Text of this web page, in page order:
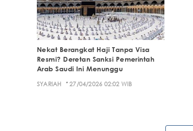
Nekat Berangkat Haji Tanpa Visa
Resmi? Deretan Sanksi Pemerintah
Arab Saudi Ini Menunggu
SYARIAH · 27/04/2026 02:02 WIB